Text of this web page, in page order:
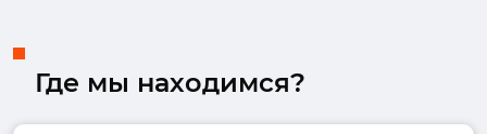
Где мы находимся?